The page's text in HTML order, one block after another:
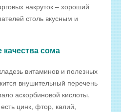
СТЕЙКИ
РЫБУ
ИКРУ
РЫБУ
РЫБУ
РЫБУ
накруток – хороший
столь вкусным и
сома
витаминов и полезных
внушительный перечень
аскорбиновой кислоты,
цинк, фтор, калий,